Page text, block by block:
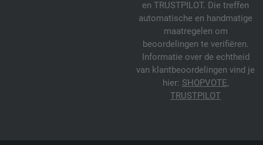
en TRUSTPILOT. Die treffen
automatische en handmatige
maatregelen om
beoordelingen te verifiëren.
Informatie over de echtheid
van klantbeoordelingen vind je
hier: SHOPVOTE,
TRUSTPILOT